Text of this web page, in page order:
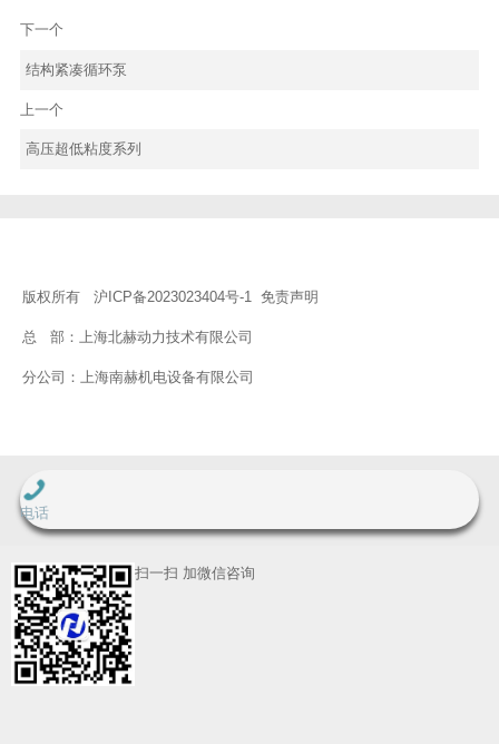
下一个
结构紧凑循环泵
上一个
高压超低粘度系列
版权所有 沪ICP备2023023404号-1 免责声明
总 部：上海北赫动力技术有限公司
分公司：上海南赫机电设备有限公司
电话
扫一扫 加微信咨询